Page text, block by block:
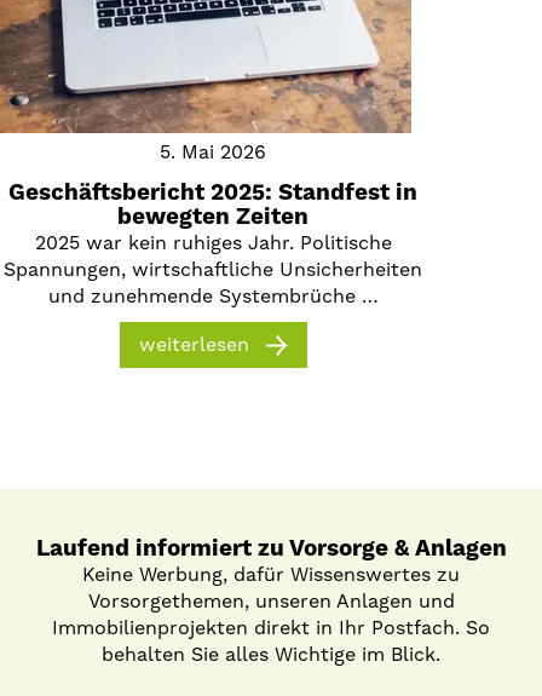
5. Mai 2026
Geschäftsbericht 2025: Standfest in
bewegten Zeiten
2025 war kein ruhiges Jahr. Politische
Spannungen, wirtschaftliche Unsicherheiten
und zunehmende Systembrüche …
weiterlesen
Laufend informiert zu Vorsorge & Anlagen
Keine Werbung, dafür Wissenswertes zu
Vorsorgethemen, unseren Anlagen und
Immobilienprojekten direkt in Ihr Postfach. So
behalten Sie alles Wichtige im Blick.